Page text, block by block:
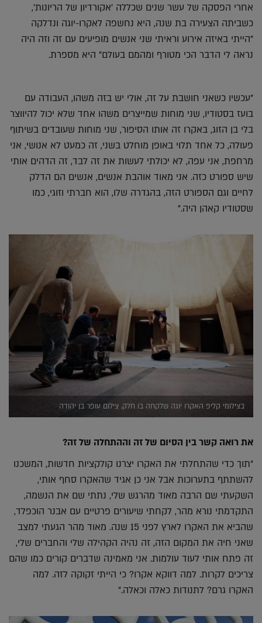
אחרי הפסקה של עשר שנים שכללה 'אקורדיון של הריונות',
כשביתה הצעירה בת שנה, היא נחשפה לאקרו-יוגה ונדלקה
"הייתי באיזה אירוע וראיתי שני אנשים מופיעים עם זה וזה היה
נראה לי הדבר הכי מטורף ומהמם בעולם" היא מספרת.
"עכשיו כשאני חושבת על זה, אולי יש בזה משהו, העבודה עם
בועז בסטודיו, שני מוחות שמייצרים משהו אחד שלא יכול להיווצר
בלי בן הזוג, באקרו זה אותו הסיפור, שני מוחות שעובדים בשיתוף
פעולה, כל אחד תלוי באופן מוחלט בשני, זה כמעט לא אנושי, אני
מרחפת, אני עפה, לא יכולתי לעשות את זה לבד, זה הדהים אותי
שיש ספורט כזה. אני מאוד אוהבת אנשים, אנשים הם הדלק
לחיים וגם הספורט הזה, בהגדרה שלו, הוא חברתי וזוגי, כמו
שסטודיו קאהן היה."
בצילומי קליפ האקרו יוגה שלקחה בו חלק, צילום עופר בן יהודה
את רואה קשר בין הסיום של זה וההתחלה של זה?
"תוך כדי שהתחלתי את האקרו יצרנו קולקציות חדשות, המשכנו
להשתתף בתערוכות אבל אני כן אגיד שהאקרו סחף אותי,
השקעתי שם הרבה מאוד מהרגש שלי, נתתי שם את הנשמה,
התקדמתי נורא מהר, לקחתי שיעורים פרטיים עם אבנר הוכפלד,
שהביא את האקרו לארץ לפני 15 שנה. מאוד מהר הגעתי למצב
שאני חיה את המקום הזה, זה נהיה הקהילה שלי והחברים שלי,
זה פתח אותי לעוד עולמות. אני מאמינה שדברים קורים כמו שהם
צריכים לקרות. למה דווקא אקרו? כי הייתי זקוקה לזה. למה
האקרו גרם? לתנודות כאלה וכאלה."